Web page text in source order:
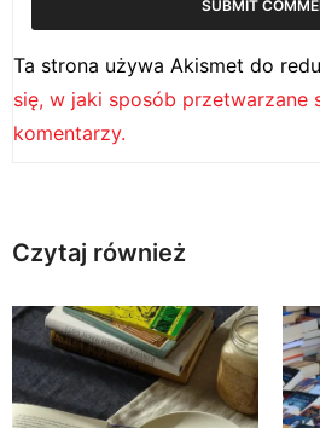
Ta strona używa Akismet do
się, w jaki sposób przetwarzane
komentarzy.
Czytaj również